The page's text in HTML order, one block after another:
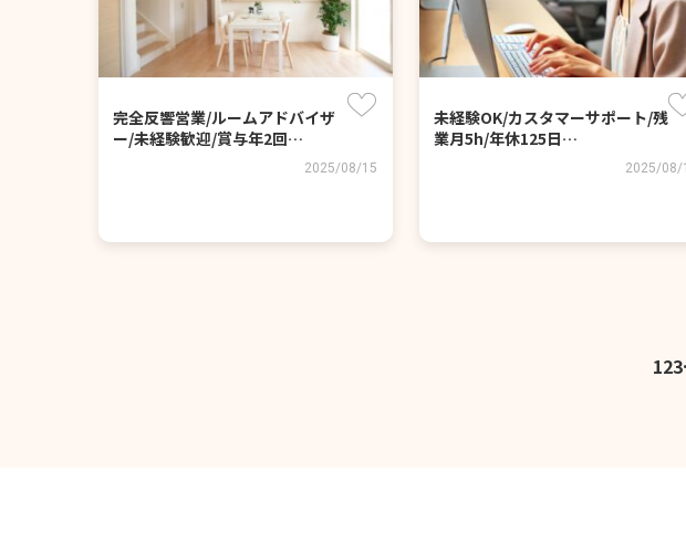
完全反響営業/ルームアドバイザ
ー/未経験歓迎/賞与年2回…
2025/08/15
未経験OK/カスタマーサポート/残
業月5h/年休125日…
2025/08/
123